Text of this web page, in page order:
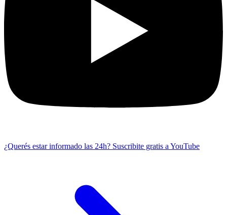
¿Querés estar informado las 24h? Suscribite gratis a YouTube